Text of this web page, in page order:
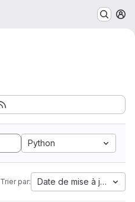
Python
Trier par: Date de mise à jour